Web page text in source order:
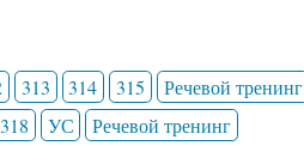
313 314 315 Речевой тренинг
318 УС Речевой тренинг